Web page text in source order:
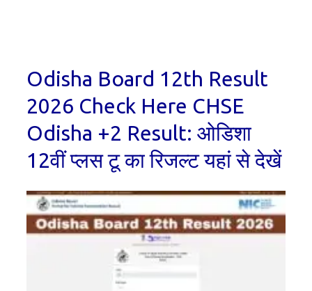
Odisha Board 12th Result
2026 Check Here CHSE
Odisha +2 Result: ओडिशा
12वीं प्लस टू का रिजल्ट यहां से देखें